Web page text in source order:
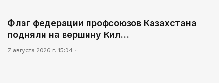
Флаг федерации профсоюзов Казахстана
подняли на вершину Кил…
7 августа 2026 г. 15:04